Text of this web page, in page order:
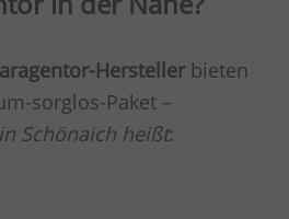
Herstellerbieten
sorglos-Paket –
Schönaich heißt: